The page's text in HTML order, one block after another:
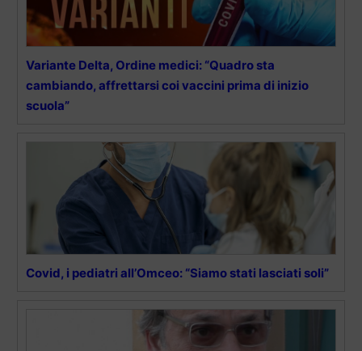
Variante Delta, Ordine medici: “Quadro sta
cambiando, affrettarsi coi vaccini prima di inizio
scuola”
Covid, i pediatri all’Omceo: “Siamo stati lasciati soli”